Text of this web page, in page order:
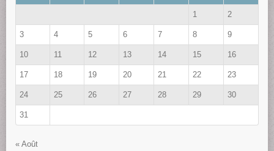
1 2
3 4 5 6 7 8 9
10 11 12 13 14 15 16
17 18 19 20 21 22 23
24 25 26 27 28 29 30
31
« Août